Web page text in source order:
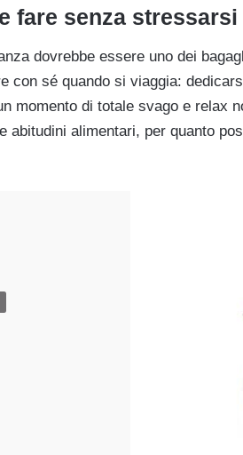
fare senza
dovrebbe essere uno dei
con sé quando si viaggia:
momento di totale svago e relax
abitudini alimentari, per quanto